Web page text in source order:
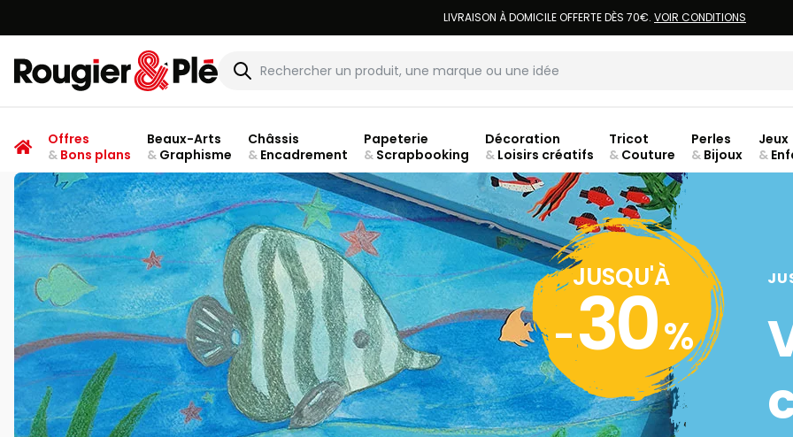
LIVRAISON À DOMICILE OFFERTE DÈS 70€. VOIR CONDITIONS
Rougier & Plé
Offres
&Bons plans
Beaux-Arts
&Graphisme
Châssis
&Encadrement
Papeterie
&Scrapbooking
Décoration
&Loisirs créatifs
Tricot
& Couture
Perles
& Bijoux
Jeux
&
JUSQU'À
-30%